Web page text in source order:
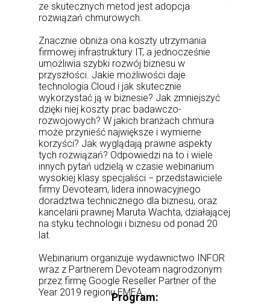
Program:
ze skutecznych metod jest adopcja
rozwiązań chmurowych.
Znacznie obniża ona koszty utrzymania
firmowej infrastruktury IT, a jednocześnie
umożliwia szybki rozwój biznesu w
przyszłości. Jakie możliwości daje
technologia Cloud i jak skutecznie
wykorzystać ją w biznesie? Jak zmniejszyć
dzięki niej koszty prac badawczo-
rozwojowych? W jakich branżach chmura
może przynieść największe i wymierne
korzyści? Jak wyglądają prawne aspekty
tych rozwiązań? Odpowiedzi na to i wiele
innych pytań udzielą w czasie webinarium
wysokiej klasy specjaliści − przedstawiciele
firmy Devoteam, lidera innowacyjnego
doradztwa technicznego dla biznesu, oraz
kancelarii prawnej Maruta Wachta, działającej
na styku technologii i biznesu od ponad 20
lat.
Webinarium organizuje wydawnictwo INFOR
wraz z Partnerem Devoteam nagrodzonym
przez firmę Google Reseller Partner of the
Year 2019 regionu EMEA.